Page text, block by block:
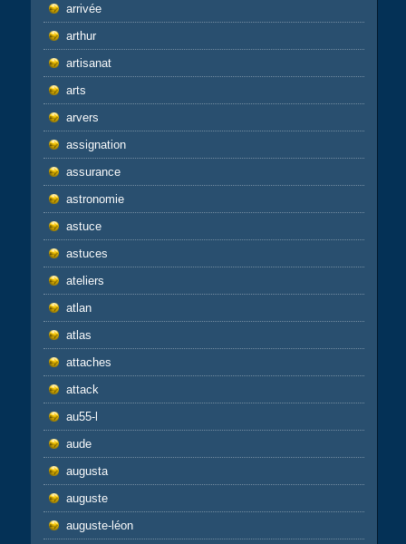
arrivée
arthur
artisanat
arts
arvers
assignation
assurance
astronomie
astuce
astuces
ateliers
atlan
atlas
attaches
attack
au55-l
aude
augusta
auguste
auguste-léon